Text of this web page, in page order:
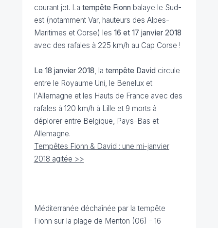
courant jet. La tempête Fionn balaye le Sud-
est (notamment Var, hauteurs des Alpes-
Maritimes et Corse) les 16 et 17 janvier 2018
avec des rafales à 225 km/h au Cap Corse !
Le 18 janvier 2018 , la tempête David circule
entre le Royaume Uni, le Benelux et
l'Allemagne et les Hauts de France avec des
rafales à 120 km/h à Lille et 9 morts à
déplorer entre Belgique, Pays-Bas et
Allemagne.
Tempêtes Fionn & David : une mi-janvier
2018 agitée >>
Méditerranée déchaînée par la tempête
Fionn sur la plage de Menton (06) - 16